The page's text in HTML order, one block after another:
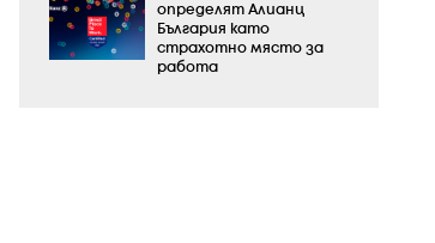
определят Алианц
България като
страхотно място за
работа